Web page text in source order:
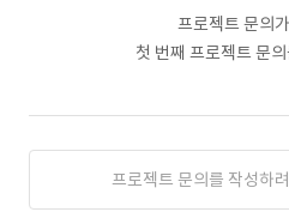
프로젝트 문의
첫 번째 프로젝트 문
프로젝트 문의를 작성하